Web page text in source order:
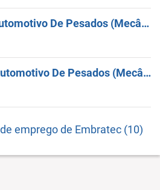
Regulador Técnico Automotivo De Pesados (Mecânico)
Assistente Técnico Automotivo De Pesados (Mecânico)
emprego de Embratec (10)